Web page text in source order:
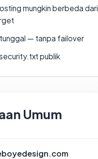
mungkin berbeda dari
— tanpa failover
publik
Umum